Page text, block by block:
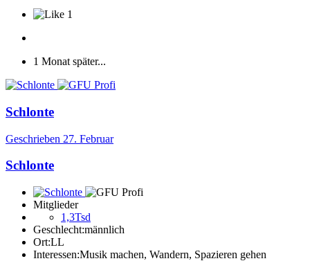
1
1 Monat später...
Schlonte
Geschrieben 27. Februar
Schlonte
Mitglieder
1,3Tsd
Geschlecht:männlich
Ort:LL
Interessen:Musik machen, Wandern, Spazieren gehen